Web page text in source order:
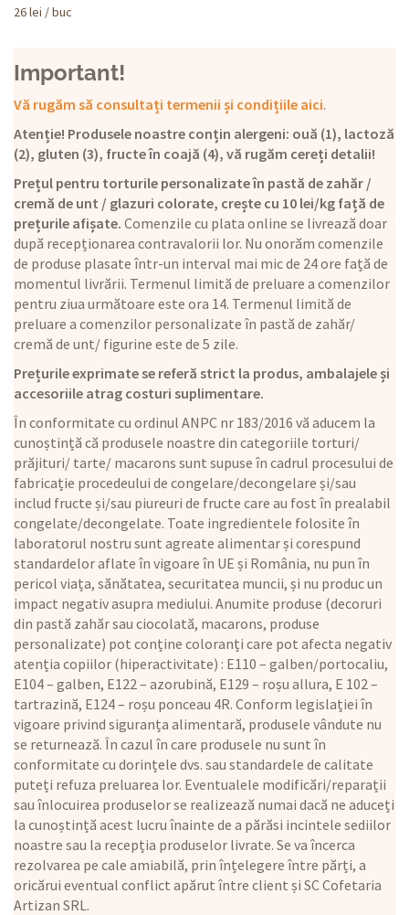
26lei / buc
Important!
Vă rugăm să consultați termenii și condițiile aici.
Atenție! Produsele noastre conțin alergeni: ouă (1), lactoză
(2), gluten (3), fructe în coajă (4), vă rugăm cereți detalii!
Prețul pentru torturile personalizate în pastă de zahăr /
cremă de unt / glazuri colorate, crește cu 10 lei/kg față de
prețurile afișate. Comenzile cu plata online se livrează doar
după recepționarea contravalorii lor. Nu onorăm comenzile
de produse plasate într-un interval mai mic de 24 ore față de
momentul livrării. Termenul limită de preluare a comenzilor
pentru ziua următoare este ora 14. Termenul limită de
preluare a comenzilor personalizate în pastă de zahăr/
cremă de unt/ figurine este de 5 zile.
Prețurile exprimate se referă strict la produs, ambalajele și
accesoriile atrag costuri suplimentare.
În conformitate cu ordinul ANPC nr 183/2016 vă aducem la
cunoștință că produsele noastre din categoriile torturi/
prăjituri/ tarte/ macarons sunt supuse în cadrul procesului de
fabricație procedeului de congelare/decongelare și/sau
includ fructe și/sau piureuri de fructe care au fost în prealabil
congelate/decongelate. Toate ingredientele folosite în
laboratorul nostru sunt agreate alimentar și corespund
standardelor aflate în vigoare în UE și România, nu pun în
pericol viața, sănătatea, securitatea muncii, și nu produc un
impact negativ asupra mediului. Anumite produse (decoruri
din pastă zahăr sau ciocolată, macarons, produse
personalizate) pot conține coloranți care pot afecta negativ
atenția copiilor (hiperactivitate) : E110 – galben/portocaliu,
E104 – galben, E122 – azorubină, E129 – roșu allura, E 102 –
tartrazină, E124 – roșu ponceau 4R. Conform legislației în
vigoare privind siguranța alimentară, produsele vândute nu
se returnează. În cazul în care produsele nu sunt în
conformitate cu dorințele dvs. sau standardele de calitate
puteți refuza preluarea lor. Eventualele modificări/reparații
sau înlocuirea produselor se realizează numai dacă ne aduceți
la cunoștință acest lucru înainte de a părăsi incintele sediilor
noastre sau la recepția produselor livrate. Se va încerca
rezolvarea pe cale amiabilă, prin înțelegere între părți, a
oricărui eventual conflict apărut între client și SC Cofetaria
Artizan SRL.